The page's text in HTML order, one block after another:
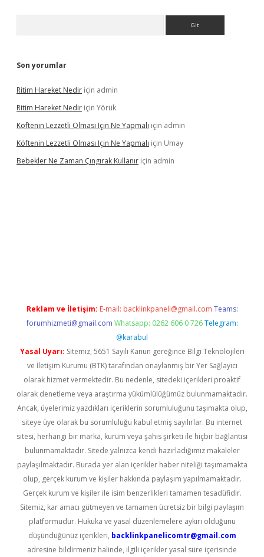
Son yorumlar
Ritim Hareket Nedir için admin
Ritim Hareket Nedir için Yörük
Köftenin Lezzetli Olması Için Ne Yapmalı için admin
Köftenin Lezzetli Olması Için Ne Yapmalı için Umay
Bebekler Ne Zaman Çıngırak Kullanır için admin
Reklam ve İletişim: E-mail: backlinkpaneli@gmail.com Teams:
forumhizmeti@gmail.com Whatsapp: 0262 606 0 726 Telegram:
@karabul
Yasal Uyarı: Sitemiz, 5651 Sayılı Kanun gereğince Bilgi Teknolojileri
ve İletişim Kurumu (BTK) tarafından onaylanmış bir Yer Sağlayıcı
olarak hizmet vermektedir. Bu nedenle, sitedeki içerikleri proaktif
olarak denetleme veya araştırma yükümlülüğümüz bulunmamaktadır.
Ancak, üyelerimiz yazdıkları içeriklerin sorumluluğunu taşımakta olup,
siteye üye olarak bu sorumluluğu kabul etmiş sayılırlar. Bu internet
sitesi, herhangi bir marka, kurum veya şahıs şirketi ile hiçbir bağlantısı
bulunmamaktadır. Sitede yalnızca kendi hazırladığımız makaleler
paylaşılmaktadır. Burada yer alan içerikler haber niteliği taşımamakta
olup, gerçek kurum ve kişiler hakkında paylaşım yapılmamaktadır.
Gerçek kurum ve kişiler ile isim benzerlikleri tamamen tesadüfidir.
Sitemiz, kar amacı gütmeyen ve tamamen ücretsiz bir bilgi paylaşım
platformudur. Hukuka ve yasal düzenlemelere aykırı olduğunu
düşündüğünüz içerikleri, backlinkpanelicomtr@gmail.com
adresine bildirmeniz halinde, ilgili içerikler yasal süre içerisinde